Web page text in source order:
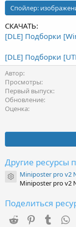
з
н
я
Спойлер:
СКАЧАТЬ:
[DLE] Подборки
[DLE] Подборки
Автор
Просмотры
Первый выпуск
Обновление
Оценка
Другие ресурсы
Иконка ресурса
Miniposter pro v2
Miniposter pro v2
Поделиться
Reddit PinterestTumblr